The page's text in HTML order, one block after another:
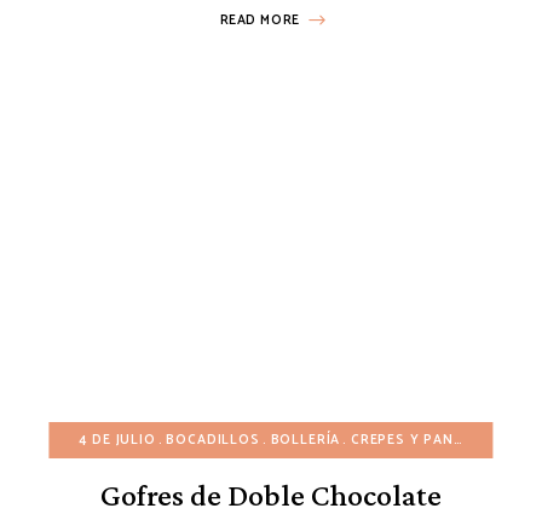
READ MORE
4 DE JULIO BOCADILLOS BOLLERÍA CREPES Y PANQUEQUES
Gofres de Doble Chocolate